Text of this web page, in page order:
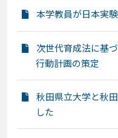
本学教員が日本実
次世代育成法に基
行動計画の策定
秋田県立大学と秋
した